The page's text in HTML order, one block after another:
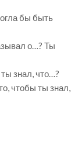
бы быть
о…? Ты
знал, что…?
чтобы ты знал,